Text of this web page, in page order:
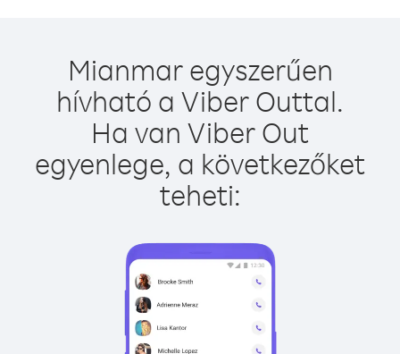
Mianmar egyszerűen
hívható a Viber Outtal.
Ha van Viber Out
egyenlege, a következőket
teheti: